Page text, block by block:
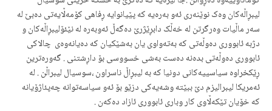
لیبڕاڵه‌کان وه‌ک نوێنه‌ری ئه‌و به‌ره‌یه‌ که‌ پێیانوایه‌ ڕفاهی کۆمه‌ڵایه‌تی ده‌بێ له‌
سه‌ر ماڵیات وه‌رگرتن له‌ خه‌ڵک دابڕێژرێ ده‌گه‌ڵ ئه‌وبه‌ره‌ له‌ نێئۆلیبڕاڵه‌کان و
دژبه‌ ئابووری ده‌وڵه‌تی که‌ به‌ته‌واوی یان به‌شێکیان که‌ ده‌یانه‌وه‌ی چالاکی
ئابووری ده‌وڵه‌تی بده‌نه‌ ده‌ست به‌شی خسووسی بۆ داڕشتنی . گه‌وره‌ترین
ڕێکخراوه‌ سیاسییه‌کانی دونیا‌ که‌ به‌ لیبڕاڵ ناسراون ،سوسیال لیبراڵن . له‌
ئه‌مریکا لیبرالیزم دێ ببێته‌ وشه‌یه‌کی دزێو بۆ ئه‌و سیاسه‌توانه‌ چه‌پئاژۆیانه‌
که‌ خۆیان تێکه‌ڵاوی کار وباری ئابووری ئازاد ده‌که‌ن .